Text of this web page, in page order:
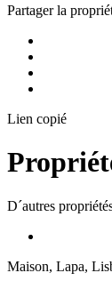
Partager la
Lien copié
D´autres
Maison, Lapa,